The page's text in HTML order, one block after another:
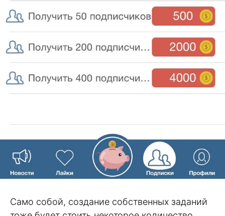
Само собой, создание собственных заданий